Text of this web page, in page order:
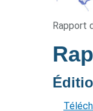
Rapport